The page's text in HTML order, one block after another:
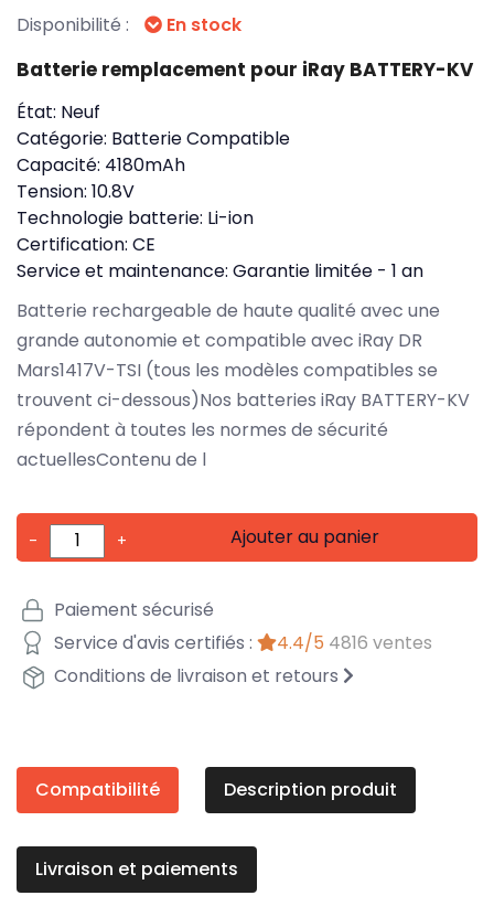
Disponibilité : En stock
Batterie remplacement pour iRay BATTERY-KV
État: Neuf
Catégorie: Batterie Compatible
Capacité: 4180mAh
Tension: 10.8V
Technologie batterie: Li-ion
Certification: CE
Service et maintenance: Garantie limitée - 1 an
Batterie rechargeable de haute qualité avec une
grande autonomie et compatible avec iRay DR
Mars1417V-TSI (tous les modèles compatibles se
trouvent ci-dessous)Nos batteries iRay BATTERY-KV
répondent à toutes les normes de sécurité
actuellesContenu de l
- + Ajouter au panier
Paiement sécurisé
Service d'avis certifiés :
4.4/5 4816 ventes
Conditions de livraison et retours
Compatibilité Description produit
Livraison et paiements